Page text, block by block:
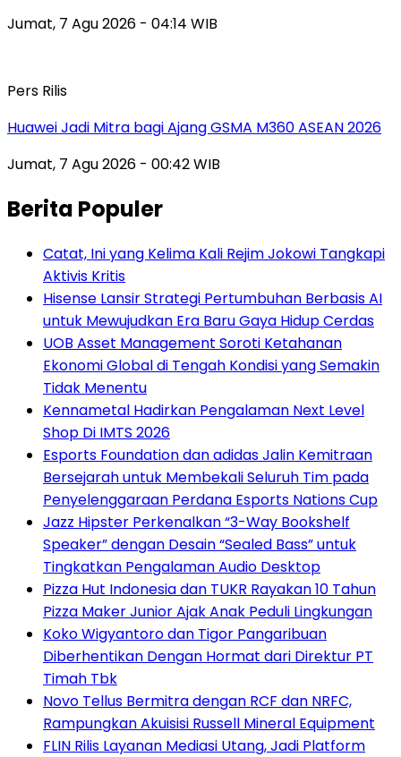
Jumat, 7 Agu 2026 - 04:14 WIB
Pers Rilis
Huawei Jadi Mitra bagi Ajang GSMA M360 ASEAN 2026
Jumat, 7 Agu 2026 - 00:42 WIB
Berita Populer
Catat, Ini yang Kelima Kali Rejim Jokowi Tangkapi
Aktivis Kritis
Hisense Lansir Strategi Pertumbuhan Berbasis AI
untuk Mewujudkan Era Baru Gaya Hidup Cerdas
UOB Asset Management Soroti Ketahanan
Ekonomi Global di Tengah Kondisi yang Semakin
Tidak Menentu
Kennametal Hadirkan Pengalaman Next Level
Shop Di IMTS 2026
Esports Foundation dan adidas Jalin Kemitraan
Bersejarah untuk Membekali Seluruh Tim pada
Penyelenggaraan Perdana Esports Nations Cup
Jazz Hipster Perkenalkan “3-Way Bookshelf
Speaker” dengan Desain “Sealed Bass” untuk
Tingkatkan Pengalaman Audio Desktop
Pizza Hut Indonesia dan TUKR Rayakan 10 Tahun
Pizza Maker Junior Ajak Anak Peduli Lingkungan
Koko Wigyantoro dan Tigor Pangaribuan
Diberhentikan Dengan Hormat dari Direktur PT
Timah Tbk
Novo Tellus Bermitra dengan RCF dan NRFC,
Rampungkan Akuisisi Russell Mineral Equipment
FLIN Rilis Layanan Mediasi Utang, Jadi Platform